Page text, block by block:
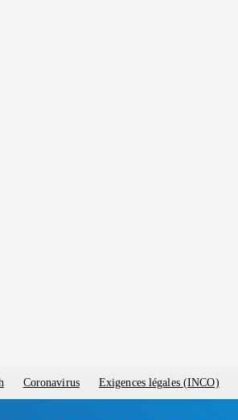
Coronavirus Exigences légales (INCO)